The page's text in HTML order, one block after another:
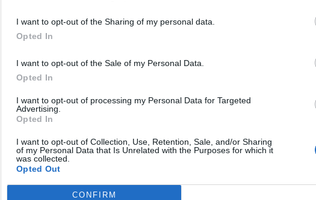
I want to opt-out of the Sharing of my personal data.
Opted In
I want to opt-out of the Sale of my Personal Data.
Opted In
I want to opt-out of processing my Personal Data for Targeted
Advertising.
Opted In
I want to opt-out of Collection, Use, Retention, Sale, and/or Sharing
of my Personal Data that Is Unrelated with the Purposes for which it
was collected.
Opted Out
CONFIRM